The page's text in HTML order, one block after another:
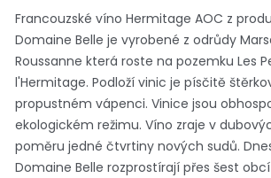
Francouzské víno Hermitage AOC z
Domaine Belle je vyrobené z odrůdy
Roussanne která roste na pozemku Les
l'Hermitage. Podloží vinic je písčitě
propustném vápenci. Vinice jsou
ekologickém režimu. Víno zraje v
poměru jedné čtvrtiny nových sudů.
Domaine Belle rozprostírají přes šest